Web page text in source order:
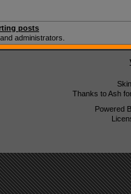
posts
administrators.
Thanks to Ash
Powered